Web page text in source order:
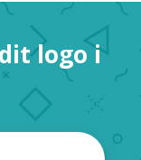
logo i